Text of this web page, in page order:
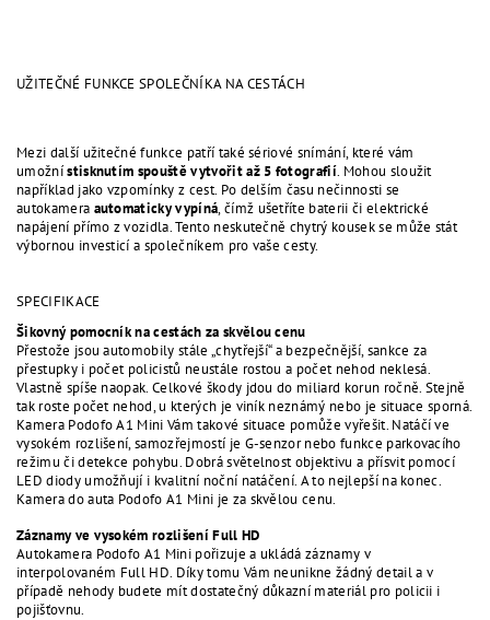
UŽITEČNÉ FUNKCE SPOLEČNÍKA NA CESTÁCH
Mezi další užitečné funkce patří také sériové snímání, které vám
umožnístisknutím spouště vytvořit až 5 fotografií . Mohou sloužit
například jako vzpomínky z cest. Po delším času nečinnosti se
autokamera automaticky vypíná , čímž ušetříte baterii či elektrické
napájení přímo z vozidla. Tento neskutečně chytrý kousek se může stát
výbornou investicí a společníkem pro vaše cesty.
SPECIFIKACE
Šikovný pomocník na cestách za skvělou cenu
Přestože jsou automobily stále „chytřejší“ a bezpečnější, sankce za
přestupky i počet policistů neustále rostou a počet nehod neklesá.
Vlastně spíše naopak. Celkové škody jdou do miliard korun ročně. Stejně
tak roste počet nehod, u kterých je viník neznámý nebo je situace sporná.
Kamera Podofo A1 Mini Vám takové situace pomůže vyřešit. Natáčí ve
vysokém rozlišení, samozřejmostí je G-senzor nebo funkce parkovacího
režimu či detekce pohybu. Dobrá světelnost objektivu a přísvit pomocí
LED diody umožňují i kvalitní noční natáčení. A to nejlepší na konec.
Kamera do auta Podofo A1 Mini je za skvělou cenu.
Záznamy ve vysokém rozlišení Full HD
Autokamera Podofo A1 Mini pořizuje a ukládá záznamy v
interpolovaném Full HD. Díky tomu Vám neunikne žádný detail a v
případě nehody budete mít dostatečný důkazní materiál pro policii i
pojišťovnu.